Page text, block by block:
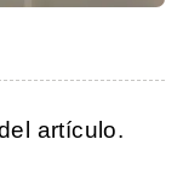
artículo.